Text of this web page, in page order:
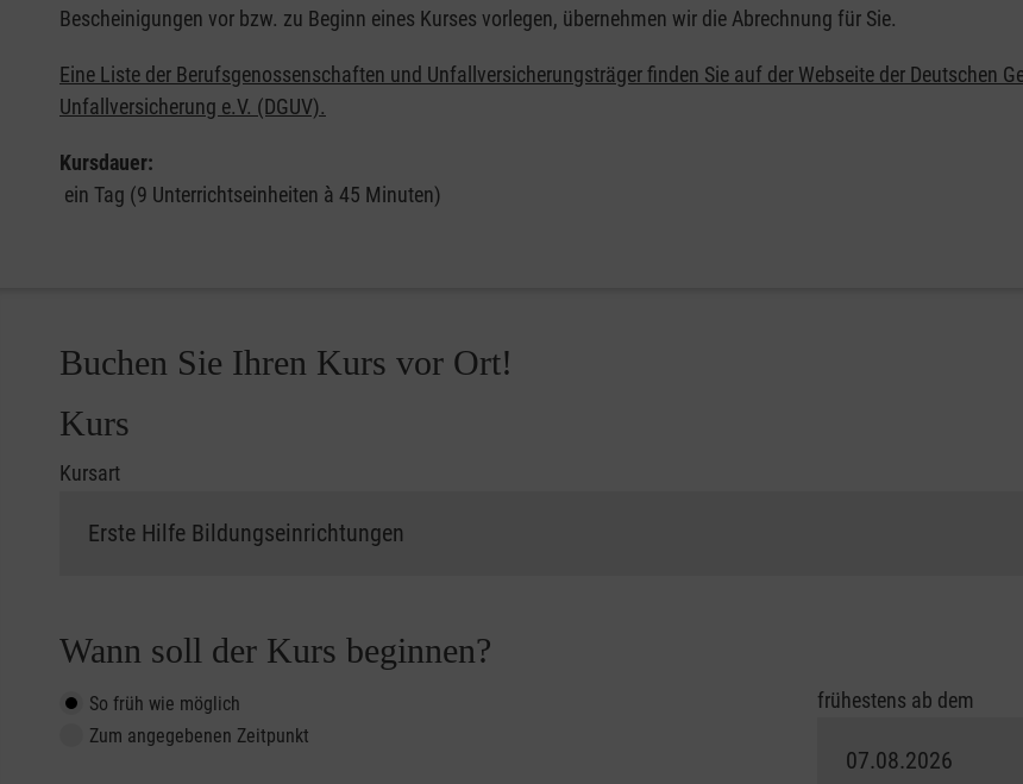
Bescheinigungen vor bzw. zu Beginn eines Kurses vorlegen, übernehmen wir die Abrechnung für Sie.
Eine Liste der Berufsgenossenschaften und Unfallversicherungsträger finden Sie auf der Webseite der Deutschen
Unfallversicherung e.V. (DGUV).
Kursdauer:
ein Tag (9 Unterrichtseinheiten à 45 Minuten)
Buchen Sie Ihren Kurs vor Ort!
Kurs
Kursart
Wann soll der Kurs beginnen?
So früh wie möglich
Zum angegebenen Zeitpunkt
frühestens ab dem